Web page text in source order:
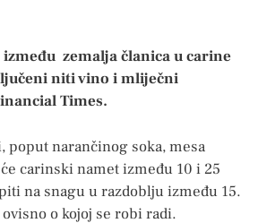
zemalja članica u carine
niti vino i mliječni
Times.
poput narančinog soka, mesa
carinski namet između 10 i 25
na snagu u razdoblju između 15.
o kojoj se robi radi.